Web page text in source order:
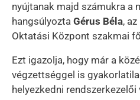
nyújtanak majd számukra a
hangsúlyozta Gérus Béla,
Oktatási Központ szakmai
Ezt igazolja, hogy már a
végzettséggel is
helyezkedni rendszerkezelői